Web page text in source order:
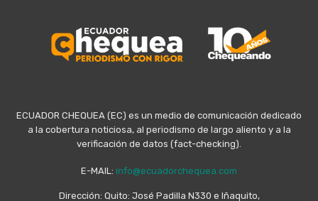
ECUADOR CHEQUEA (EC) es un medio de comunicación dedicado
a la cobertura noticiosa, al periodismo de largo aliento y a la
verificación de datos (fact-checking).
E-MAIL: info@ecuadorchequea.com
Dirección: Quito: José Padilla N330 e Iñaquito,